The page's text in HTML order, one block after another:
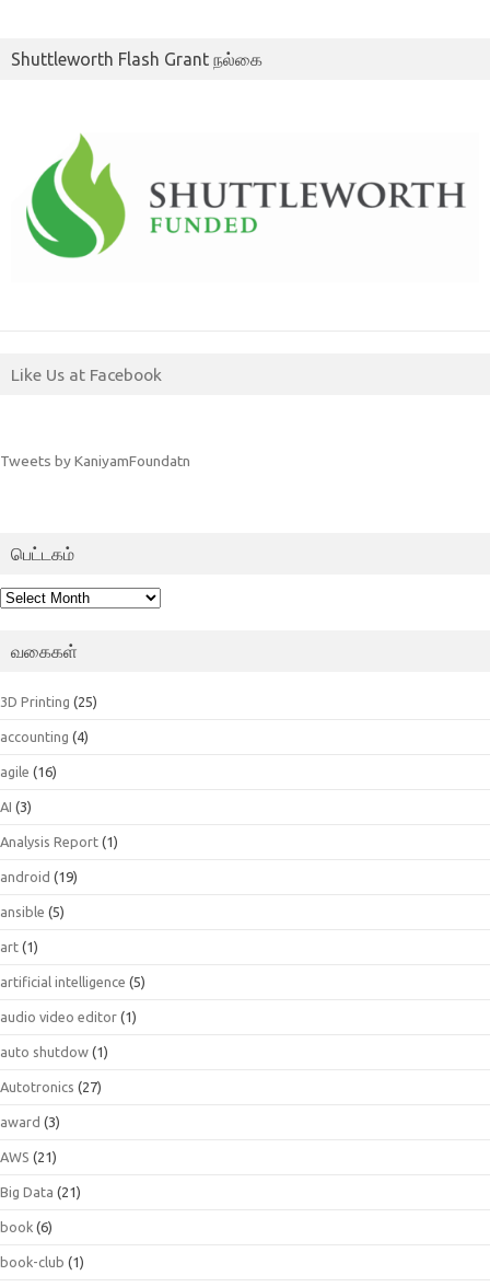
Shuttleworth Flash Grant நல்கை
Like Us at Facebook
Tweets by KaniyamFoundatn
பெட்டகம்
பெட்டகம்
வகைகள்
3D Printing (25)
accounting (4)
agile (16)
AI (3)
Analysis Report (1)
android (19)
ansible (5)
art (1)
artificial intelligence (5)
audio video editor (1)
auto shutdow (1)
Autotronics (27)
award (3)
AWS (21)
Big Data (21)
book (6)
book-club (1)